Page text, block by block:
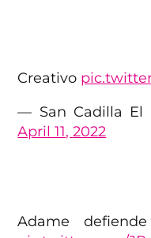
Creativo
— San Cadilla El
April 11, 2022
Adame